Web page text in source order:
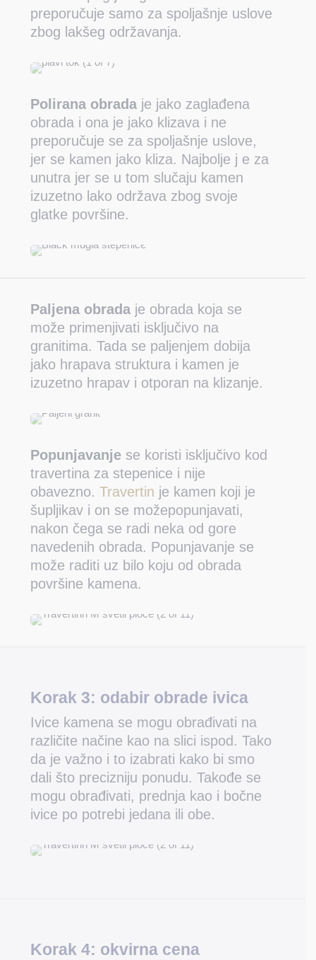
preporučuje samo za spoljašnje uslove
zbog lakšeg održavanja.
Polirana obrada je jako zaglađena
obrada i ona je jako klizava i ne
preporučuje se za spoljašnje uslove,
jer se kamen jako kliza. Najbolje j e za
unutra jer se u tom slučaju kamen
izuzetno lako održava zbog svoje
glatke površine.
Paljena obrada je obrada koja se
može primenjivati isključivo na
granitima. Tada se paljenjem dobija
jako hrapava struktura i kamen je
izuzetno hrapav i otporan na klizanje.
Popunjavanje se koristi isključivo kod
travertina za stepenice i nije
obavezno.Travertin je kamen koji je
šupljikav i on se možepopunjavati,
nakon čega se radi neka od gore
navedenih obrada. Popunjavanje se
može raditi uz bilo koju od obrada
površine kamena.
Korak 3: odabir obrade ivica
Ivice kamena se mogu obrađivati na
različite načine kao na slici ispod. Tako
da je važno i to izabrati kako bi smo
dali što precizniju ponudu. Takođe se
mogu obrađivati, prednja kao i bočne
ivice po potrebi jedana ili obe.
Korak 4: okvirna cena